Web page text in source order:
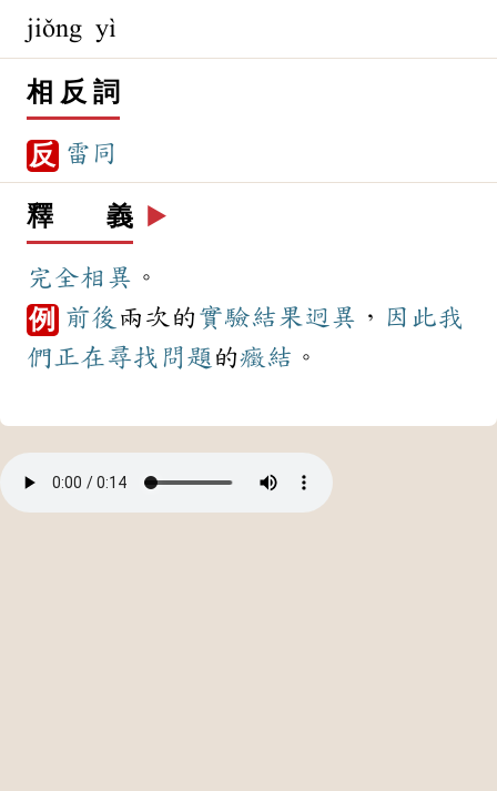
jiǒng yì
相 反 詞
反 雷同
釋 義 ▶️
完全相異 。
例 前後 兩次的 實驗結果迥異 ， 因此我
們正在尋找 問題 的癥結 。